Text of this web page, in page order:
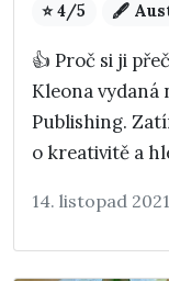
⭐ 4/5 🖋️
👍 Proč si ji
Kleona vydaná
Publishing.
o kreativitě a
14. listopad 2021